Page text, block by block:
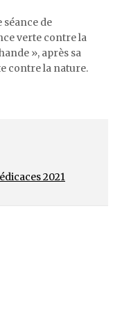
de
verte contre la
», après sa
contre la nature.
2021